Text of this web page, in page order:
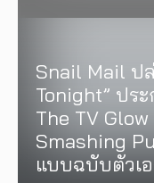
Snail Mail ป
Tonight” ปร
The TV
Smashing
แบบฉบับตัวเ